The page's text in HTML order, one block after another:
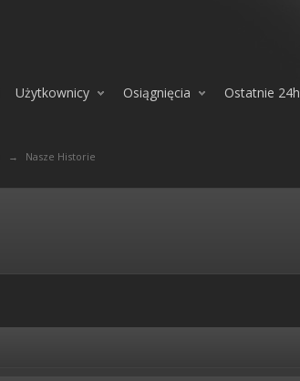
Użytkownicy Osiągnięcia Ostatnie 24h
→ Nasze Historie